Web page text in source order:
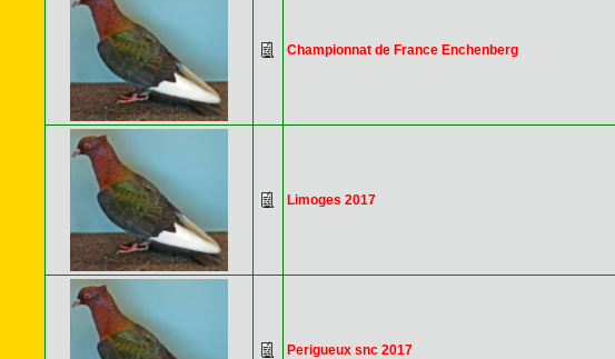
Championnat de France Enchenberg
Limoges 2017
Perigueux snc 2017